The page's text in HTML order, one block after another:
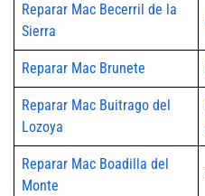
Reparar Mac Becerril de la
Sierra
Reparar Mac Brunete
Reparar Mac Buitrago del
Lozoya
Reparar Mac Boadilla del
Monte